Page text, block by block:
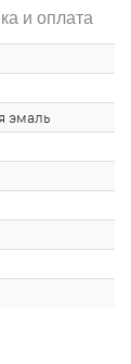
и оплата
эмаль